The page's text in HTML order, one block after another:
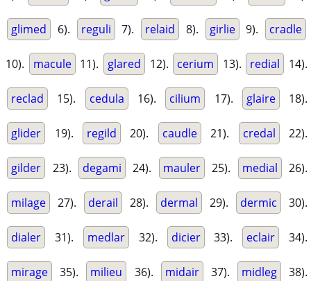
glimed 6). reguli 7). relaid 8). girlie 9). cradle
10). macule 11). glared 12). cerium 13). redial 14).
reclad 15). cedula 16). cilium 17). glaire 18).
glider 19). regild 20). caudle 21). credal 22).
gilder 23). degami 24). mauler 25). medial 26).
milage 27). derail 28). dermal 29). dermic 30).
dialer 31). medlar 32). dicier 33). eclair 34).
mirage 35). milieu 36). midair 37). midleg 38).